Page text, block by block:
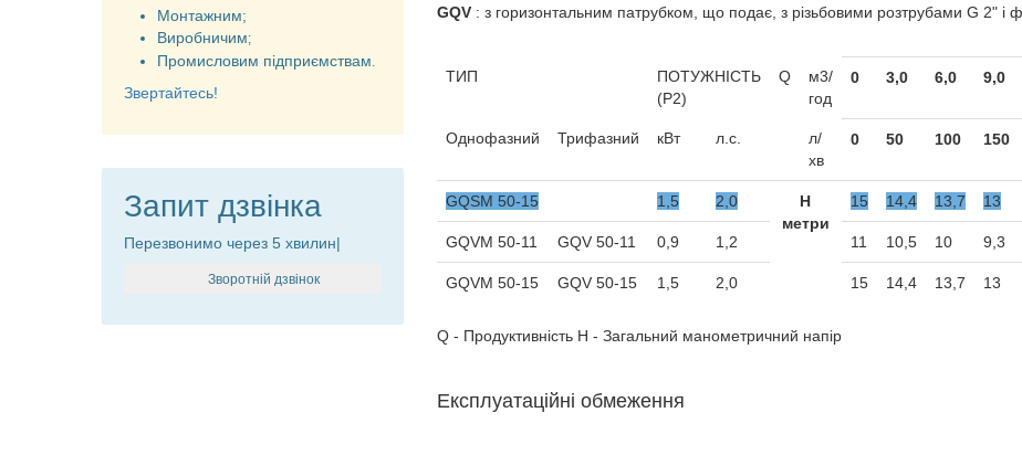
Монтажним;
Виробничим;
Промисловим підприємствам.
Звертайтесь!
Запит дзвінка
Перезвонимо через 5 хвилин|
Зворотній дзвінок
GQV: з горизонтальним патрубком, що подає, з різьбовими розтрубами G 2" і
ТИП
ПОТУЖНІСТЬ
(P2)
Q
м3/
год
0 3,0 6,0 9,0
Однофазний Трифазний кВт л.с.
л/
хв
0 50 100 150
GQSM 50-15 1,5 2,0
Н
метри
15 14,4 13,7 13
GQVM 50-11 GQV 50-11 0,9 1,2 11 10,5 10 9,3
GQVM 50-15 GQV 50-15 1,5 2,0 15 14,4 13,7 13
Q - Продуктивність H - Загальний манометричний напір
Експлуатаційні обмеження